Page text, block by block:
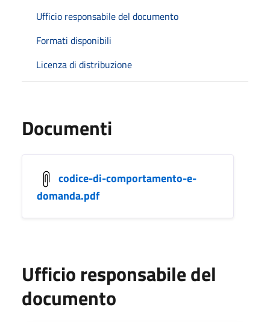
Ufficio responsabile del documento
Formati disponibili
Licenza di distribuzione
Documenti
codice-di-comportamento-e-
domanda.pdf
Ufficio responsabile del
documento